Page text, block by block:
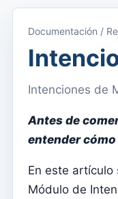
Panel
Menu do
Configuración de
Párroco
Cambiar la
Documentación /
Intenciones de
Antes de
entender
En este
Módulo de